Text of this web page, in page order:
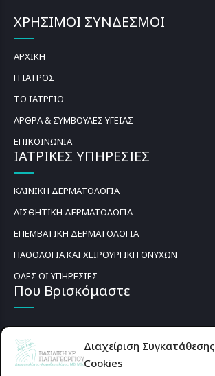
Διαχείριση Συγκατάθεσης
Cookies
ΧΡΗΣΙΜΟΙ ΣΥΝΔΕΣΜΟΙ
ΑΡΧΙΚΗ
Η ΙΑΤΡΟΣ
ΤΟ ΙΑΤΡΕΙΟ
ΑΡΘΡΑ & ΣΥΜΒΟΥΛΕΣ ΥΓΕΙΑΣ
ΕΠΙΚΟΙΝΩΝΙΑ
ΙΑΤΡΙΚΕΣ ΥΠΗΡΕΣΙΕΣ
ΚΛΙΝΙΚΗ ΔΕΡΜΑΤΟΛΟΓΙΑ
ΑΙΣΘΗΤΙΚΗ ΔΕΡΜΑΤΟΛΟΓΙΑ
ΕΠΕΜΒΑΤΙΚΗ ΔΕΡΜΑΤΟΛΟΓΙΑ
ΠΑΘΟΛΟΓΙΑ ΚΑΙ ΧΕΙΡΟΥΡΓΙΚΗ ΟΝΥΧΩΝ
ΟΛΕΣ ΟΙ ΥΠΗΡΕΣΙΕΣ
Που Βρισκόμαστε